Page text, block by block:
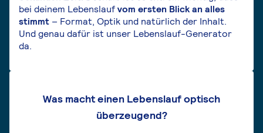
bei deinem Lebenslaufvom ersten Blick an alles
stimmt – Format, Optik und natürlich der Inhalt.
Und genau dafür ist unser Lebenslauf-Generator
da.
Was macht einen Lebenslauf optisch
überzeugend?